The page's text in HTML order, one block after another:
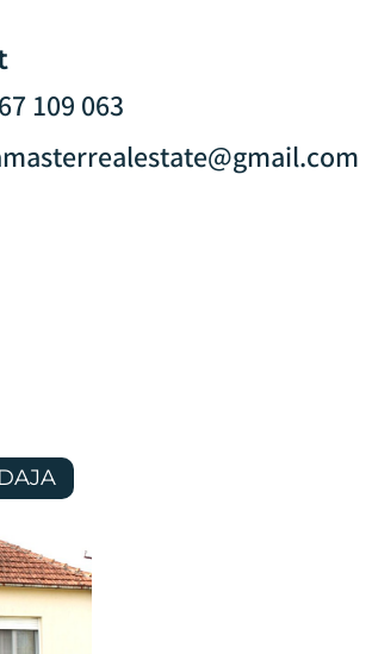
109 063